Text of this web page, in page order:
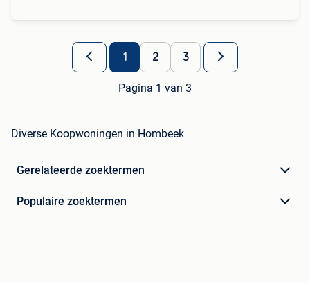
1 2 3
Pagina 1 van 3
Diverse Koopwoningen in Hombeek
Gerelateerde zoektermen
Populaire zoektermen